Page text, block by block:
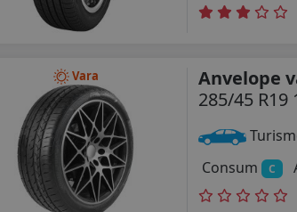
Vara
Anvelope
285/45 R19
Consum
C